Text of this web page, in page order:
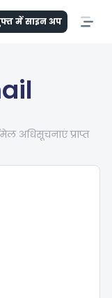
में साइन अप
अधिसूचनाएं प्राप्त